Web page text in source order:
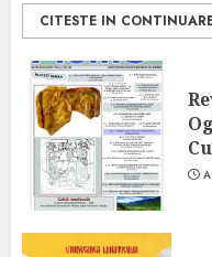
CITESTE IN